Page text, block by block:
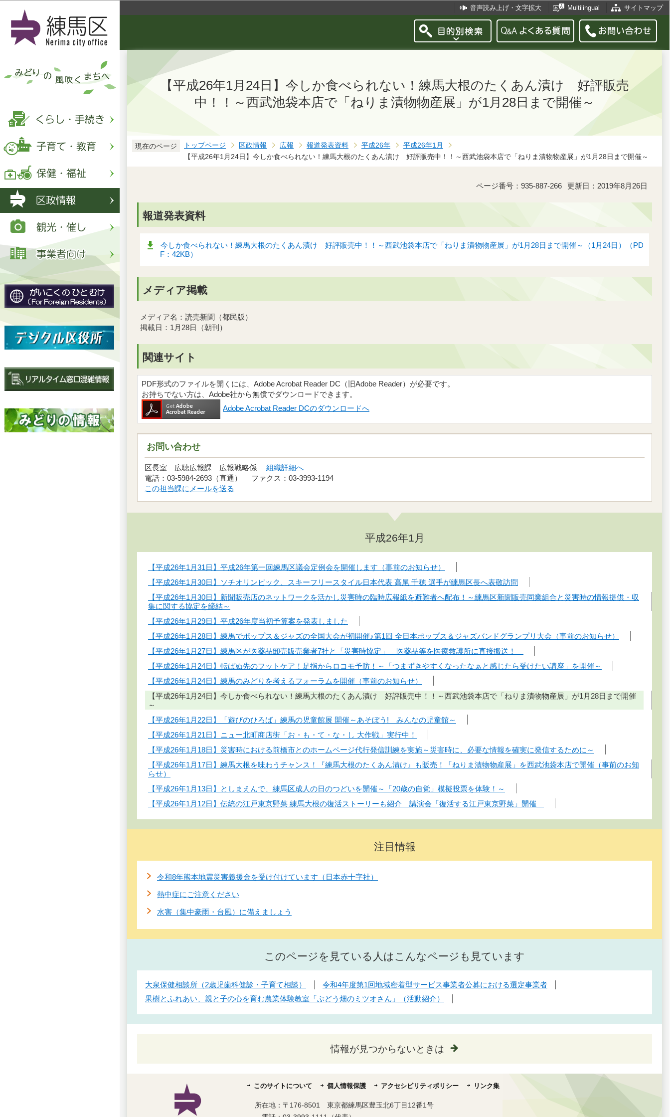
音声読み上げ・文字拡大 Multilingual サイトマップ
【平成26年1月24日】今しか食べられない！練馬大根のたくあん漬け 好評販売
中！！～西武池袋本店で「ねりま漬物物産展」が1月28日まで開催～
現在のページ トップページ 区政情報 広報 報道発表資料 平成26年
平成26年1月
【平成26年1月24日】今しか食べられない！練馬大根のたくあん漬け 好評販売中！！～西武池袋本店で「ねりま漬物物産展」が1月28日まで開催～
ページ番号：935-887-266 更新日：2019年8月26日
報道発表資料
今しか食べられない！練馬大根のたくあん漬け 好評販売中！！～西武池袋本店で「ねりま漬物物産展」が1月28日まで開催～（1月24日）（PD
F：42KB）
メディア掲載
メディア名：読売新聞（都民版）
掲載日：1月28日（朝刊）
関連サイト
PDF形式のファイルを開くには、Adobe Acrobat Reader DC（旧Adobe Reader）が必要です。
お持ちでない方は、Adobe社から無償でダウンロードできます。
Adobe Acrobat Reader DCのダウンロードへ
お問い合わせ
区長室 広聴広報課 広報戦略係 組織詳細へ
電話：03-5984-2693（直通） ファクス：03-3993-1194
この担当課にメールを送る
平成26年1月
【平成26年1月31日】平成26年第一回練馬区議会定例会を開催します（事前のお知らせ）
【平成26年1月30日】ソチオリンピック、スキーフリースタイル日本代表 高尾 千穂 選手が練馬区長へ表敬訪問
【平成26年1月30日】新聞販売店のネットワークを活かし災害時の臨時広報紙を避難者へ配布！～練馬区新聞販売同業組合と災害時の情報提供・収
集に関する協定を締結～
【平成26年1月29日】平成26年度当初予算案を発表しました
【平成26年1月28日】練馬でポップス＆ジャズの全国大会が初開催♪第1回 全日本ポップス＆ジャズバンドグランプリ大会（事前のお知らせ）
【平成26年1月27日】練馬区が医薬品卸売販売業者7社と「災害時協定」 医薬品等を医療救護所に直接搬送！
【平成26年1月24日】転ばぬ先のフットケア！足指からロコモ予防！～「つまずきやすくなったなぁと感じたら受けたい講座」を開催～
【平成26年1月24日】練馬のみどりを考えるフォーラムを開催（事前のお知らせ）
【平成26年1月24日】今しか食べられない！練馬大根のたくあん漬け 好評販売中！！～西武池袋本店で「ねりま漬物物産展」が1月28日まで開催
～
【平成26年1月22日】「遊びのひろば」練馬の児童館展 開催～あそぼう! みんなの児童館～
【平成26年1月21日】ニュー北町商店街「お・も・て・な・し 大作戦」実行中！
【平成26年1月18日】災害時における前橋市とのホームページ代行発信訓練を実施～災害時に、必要な情報を確実に発信するために～
【平成26年1月17日】練馬大根を味わうチャンス！『練馬大根のたくあん漬け』も販売！「ねりま漬物物産展」を西武池袋本店で開催（事前のお知
らせ）
【平成26年1月13日】としまえんで、練馬区成人の日のつどいを開催～「20歳の自覚」模擬投票を体験！～
【平成26年1月12日】伝統の江戸東京野菜 練馬大根の復活ストーリーも紹介 講演会「復活する江戸東京野菜」開催
注目情報
令和8年熊本地震災害義援金を受け付けています（日本赤十字社）
熱中症にご注意ください
水害（集中豪雨・台風）に備えましょう
このページを見ている人はこんなページも見ています
大泉保健相談所（2歳児歯科健診・子育て相談）
令和4年度第1回地域密着型サービス事業者公募における選定事業者
果樹とふれあい、親と子の心を育む農業体験教室「ぶどう畑のミツオさん」（活動紹介）
情報が見つからないときは
このサイトについて 個人情報保護 アクセシビリティポリシー リンク集
所在地： 〒176-8501 東京都練馬区豊玉北6丁目12番1号